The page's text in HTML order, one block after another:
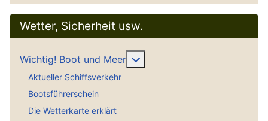
Wetter, Sicherheit usw.
Wichtig! Boot und Meer
Aktueller Schiffsverkehr
Bootsführerschein
Die Wetterkarte erklärt